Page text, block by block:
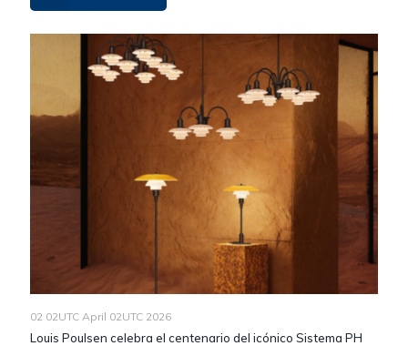
02 02UTC April 02UTC 2026
Louis Poulsen celebra el centenario del icónico Sistema PH